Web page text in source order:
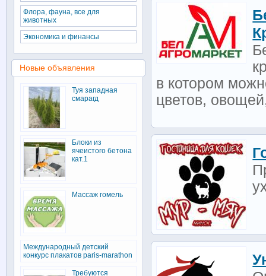
в котором
цветов,
Флора, фауна, все для
животных
Экономика и финансы
Новые объявления
Туя западная
смарагд
Блоки из
ячеистого бетона
кат.1
Массаж гомель
Международный детский
конкурс плакатов paris-marathon
Требуются